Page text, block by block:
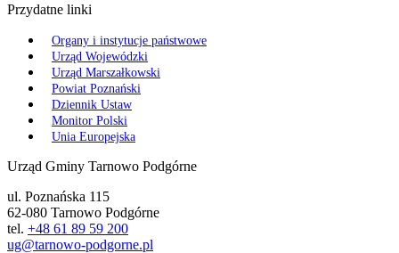
Przydatne linki
Organy i instytucje państwowe
Urząd Wojewódzki
Urząd Marszałkowski
Powiat Poznański
Dziennik Ustaw
Monitor Polski
Unia Europejska
Urząd Gminy Tarnowo Podgórne
ul. Poznańska 115
62-080 Tarnowo Podgórne
tel. +48 61 89 59 200
ug@tarnowo-podgorne.pl